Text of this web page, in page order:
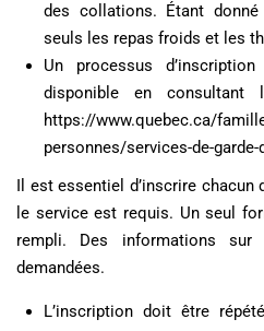
des collations. Étant
seuls les repas froids et les
Un processus
disponible en
https://www.quebec.ca/
personnes/services-de-
Il est essentiel d’inscrire
le service est requis. Un seul
rempli. Des informations
demandées.
L’inscription doit être